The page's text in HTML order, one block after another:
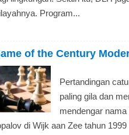
Program...
of the Century
Pertandingan
paling gila dan
mendengar
di Wijk aan Zee tahun